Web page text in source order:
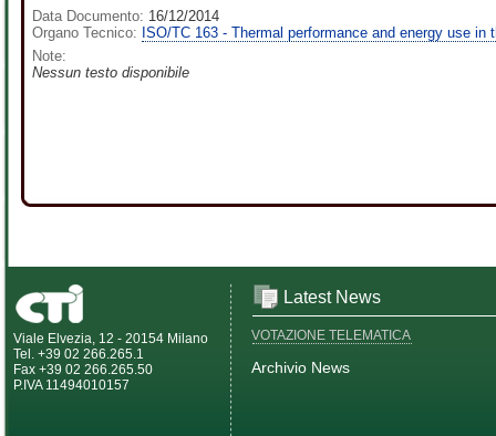
Data Documento: 16/12/2014
Organo Tecnico: ISO/TC 163 - Thermal performance and energy use in
Note:
Nessun testo disponibile
Viale Elvezia, 12 - 20154 Milano
Tel. +39 02 266.265.1
Fax +39 02 266.265.50
P.IVA 11494010157
Latest News
VOTAZIONE TELEMATICA
Archivio News